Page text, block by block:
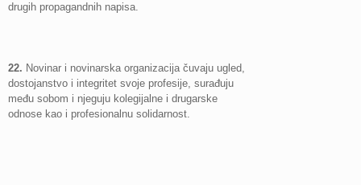
drugih propagandnih napisa.
22. Novinar i novinarska organizacija čuvaju ugled,
dostojanstvo i integritet svoje profesije, surađuju
među sobom i njeguju kolegijalne i drugarske
odnose kao i profesionalnu solidarnost.